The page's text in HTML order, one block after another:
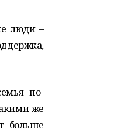
люди –
по-
же
больше